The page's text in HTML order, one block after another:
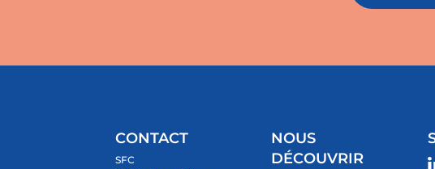
CONTACT
SFC
NOUS
DÉCOUVRIR